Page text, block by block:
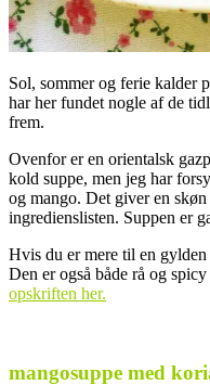
Sol, sommer og ferie kalder
har her fundet nogle af de
frem.
Ovenfor er en orientalsk
kold suppe, men jeg har
og mango. Det giver en
ingredienslisten. Suppen er
Hvis du er mere til en gylden
Den er også både rå og
opskriften her.
mangosuppe med